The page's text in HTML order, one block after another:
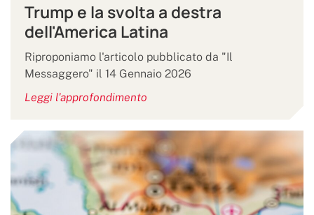
Trump e la svolta a destra
dell'America Latina
Riproponiamo l'articolo pubblicato da "Il
Messaggero" il 14 Gennaio 2026
Leggi l'approfondimento